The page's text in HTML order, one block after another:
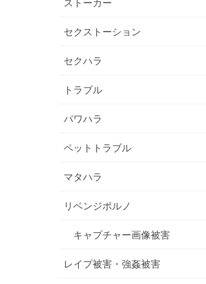
ストーカー
セクストーション
セクハラ
トラブル
パワハラ
ペットトラブル
マタハラ
リベンジポルノ
キャプチャー画像被害
レイプ被害・強姦被害